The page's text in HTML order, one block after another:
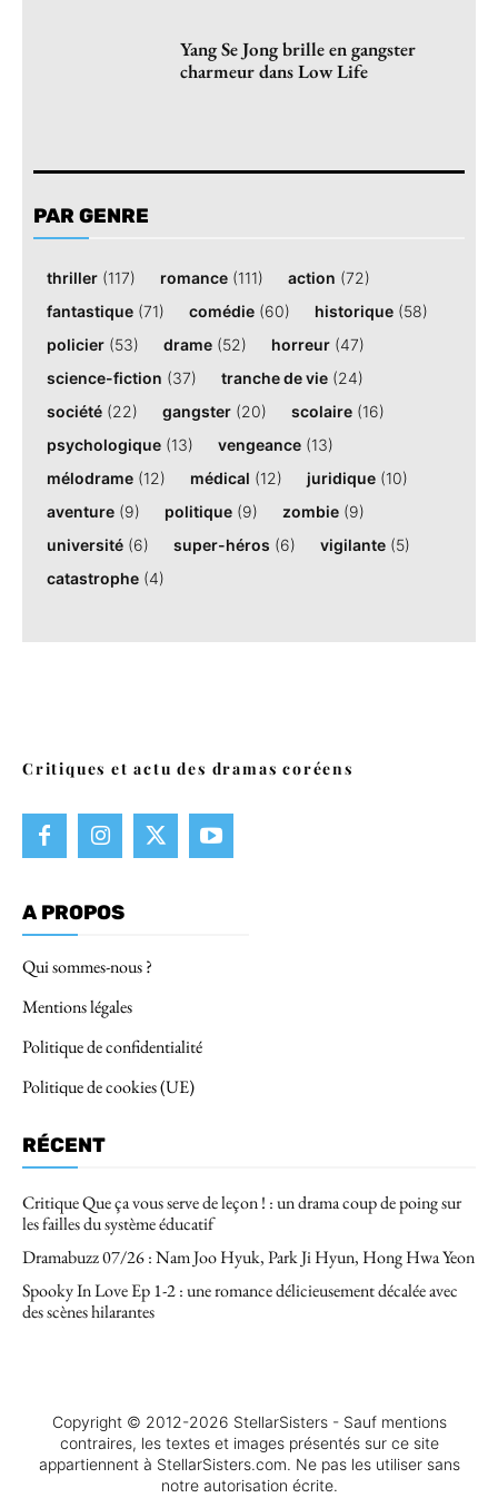
Yang Se Jong brille en gangster
charmeur dans Low Life
PAR GENRE
thriller (117) romance (111) action (72)
fantastique (71) comédie (60) historique (58)
policier (53) drame (52) horreur (47)
science-fiction (37) tranche de vie (24)
société (22) gangster (20) scolaire (16)
psychologique (13) vengeance (13)
mélodrame (12) médical (12) juridique (10)
aventure (9) politique (9) zombie (9)
université (6) super-héros (6) vigilante (5)
catastrophe (4)
Critiques et actu des dramas coréens
A PROPOS
Qui sommes-nous ?
Mentions légales
Politique de confidentialité
Politique de cookies (UE)
RÉCENT
Critique Que ça vous serve de leçon ! : un drama coup de poing sur
les failles du système éducatif
Dramabuzz 07/26 : Nam Joo Hyuk, Park Ji Hyun, Hong Hwa Yeon
Spooky In Love Ep 1-2 : une romance délicieusement décalée avec
des scènes hilarantes
Copyright © 2012-2026 StellarSisters - Sauf mentions
contraires, les textes et images présentés sur ce site
appartiennent à StellarSisters.com. Ne pas les utiliser sans
notre autorisation écrite.